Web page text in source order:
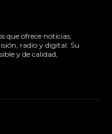
que ofrece noticias,
radio y digital. Su
y de calidad,